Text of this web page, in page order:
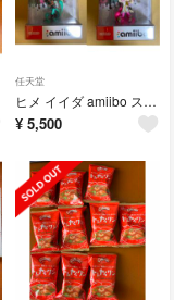
任天堂
ヒメ イイダ amiibo スプラトゥーン
¥ 5,500